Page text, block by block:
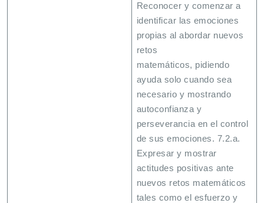
Reconocer y comenzar a
identificar las emociones
propias al abordar nuevos
retos
matemáticos, pidiendo
ayuda solo cuando sea
necesario y mostrando
autoconfianza y
perseverancia en el control
de sus emociones. 7.2.a.
Expresar y mostrar
actitudes positivas ante
nuevos retos matemáticos
tales como el esfuerzo y